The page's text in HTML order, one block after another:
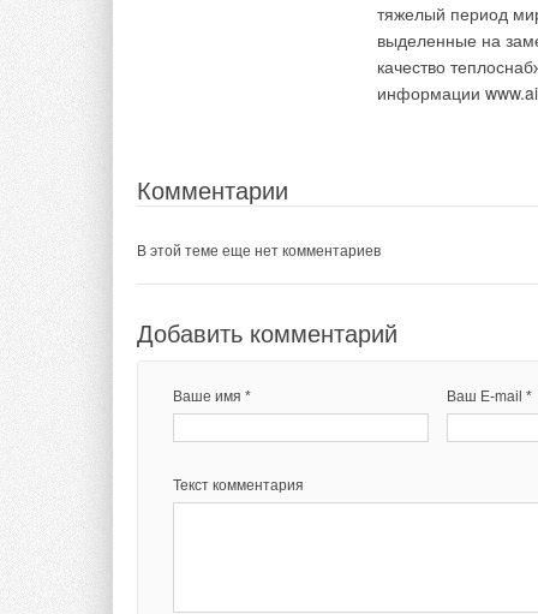
тяжелый период
выделенные на
качество
информации
Комментарии
В этой теме еще нет комментариев
Добавить комментарий
Ваше имя * Ваш E-mail *
Текст комментария